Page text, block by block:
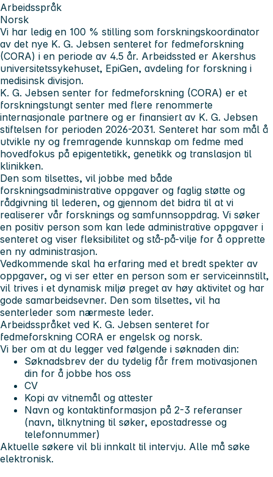
Arbeidsspråk
Norsk
Vi har ledig en 100 % stilling som forskningskoordinator
av det nye K. G. Jebsen senteret for fedmeforskning
(CORA) i en periode av 4.5 år. Arbeidssted er Akershus
universitetssykehuset, EpiGen, avdeling for forskning i
medisinsk divisjon.
K. G. Jebsen senter for fedmeforskning (CORA) er et
forskningstungt senter med flere renommerte
internasjonale partnere og er finansiert av K. G. Jebsen
stiftelsen for perioden 2026-2031. Senteret har som mål å
utvikle ny og fremragende kunnskap om fedme med
hovedfokus på epigentetikk, genetikk og translasjon til
klinikken.
Den som tilsettes, vil jobbe med både
forskningsadministrative oppgaver og faglig støtte og
rådgivning til lederen, og gjennom det bidra til at vi
realiserer vår forsknings og samfunnsoppdrag. Vi søker
en positiv person som kan lede administrative oppgaver i
senteret og viser fleksibilitet og stå-på-vilje for å opprette
en ny administrasjon.
Vedkommende skal ha erfaring med et bredt spekter av
oppgaver, og vi ser etter en person som er serviceinnstilt,
vil trives i et dynamisk miljø preget av høy aktivitet og har
gode samarbeidsevner. Den som tilsettes, vil ha
senterleder som nærmeste leder.
Arbeidsspråket ved K. G. Jebsen senteret for
fedmeforskning CORA er engelsk og norsk.
Vi ber om at du legger ved følgende i søknaden din:
Søknadsbrev der du tydelig får frem motivasjonen
din for å jobbe hos oss
CV
Kopi av vitnemål og attester
Navn og kontaktinformasjon på 2-3 referanser
(navn, tilknytning til søker, epostadresse og
telefonnummer)
Aktuelle søkere vil bli innkalt til intervju. Alle må søke
elektronisk.